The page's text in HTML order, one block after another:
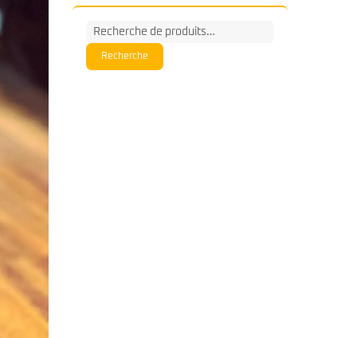
Recherche
pour :
Recherche